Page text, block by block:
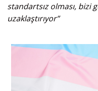
standartsız olması, bizi
uzaklaştırıyor”